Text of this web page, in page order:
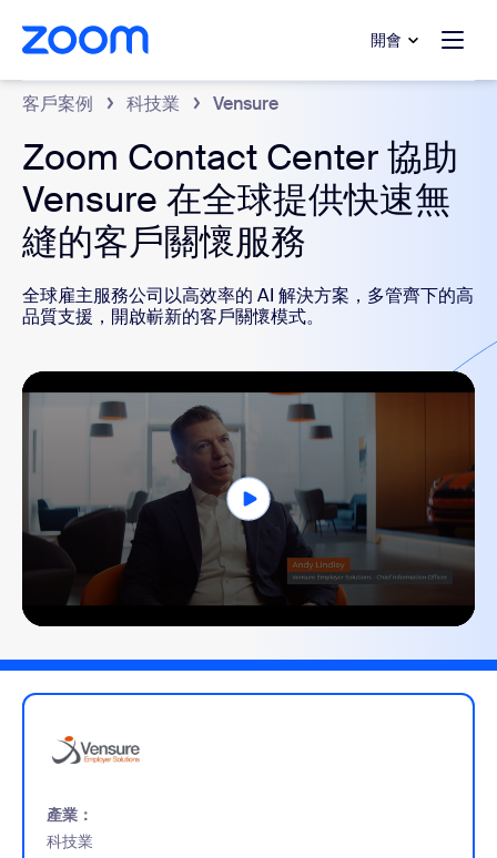
至主要內容
至協助聊天 開會
客戶案例 科技業 Vensure
Zoom Contact Center 協助
Vensure 在全球提供快速無
縫的客戶關懷服務
全球雇主服務公司以高效率的 AI 解決方案，多管齊下的高
品質支援，開啟嶄新的客戶關懷模式。
of
minutes,
seconds
產業：
科技業